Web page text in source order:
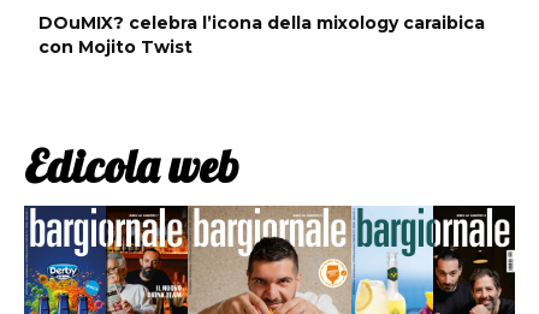
DOuMIX? celebra l’icona della mixology caraibica
con Mojito Twist
Edicola web